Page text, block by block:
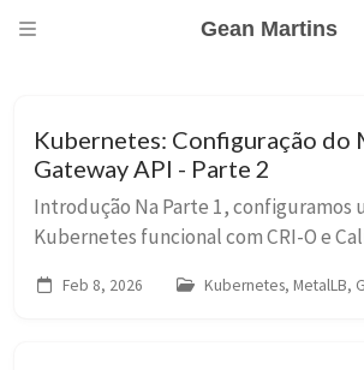
Gean Martins
Kubernetes: Configuração do
Gateway API - Parte 2
Introdução Na Parte 1, configuramos
Kubernetes funcional com CRI-O e
temos acesso a load balancers
Feb 8, 2026 Kubernetes, MetalLB,